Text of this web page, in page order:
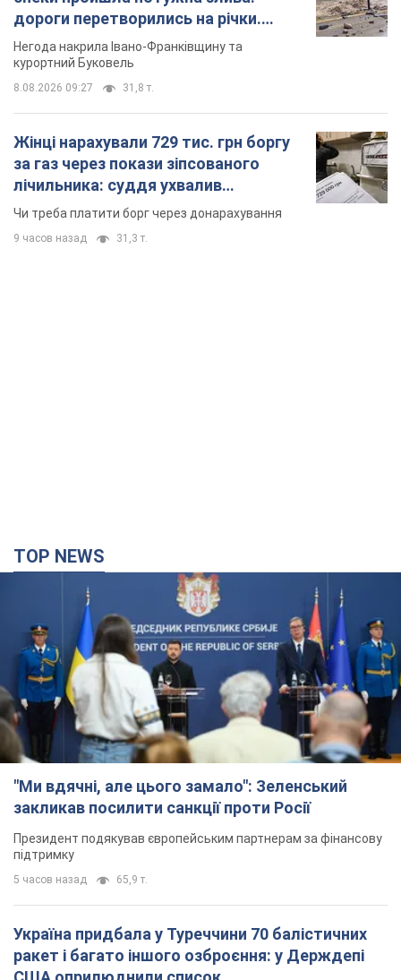
дороги перетворились на річки.
Відео
Негода накрила Івано-Франківщину та
курортний Буковель
8.08.2026 09:27 31,8 т.
Жінці нарахували 729 тис. грн боргу
за газ через покази зіпсованого
лічильника: суддя ухвалив
неочікуване рішення
Чи треба платити борг через донарахування
9 часов назад 31,3 т.
TOP NEWS
"Ми вдячні, але цього замало": Зеленський
закликав посилити санкції проти Росії
Президент подякував європейським партнерам за фінансову
підтримку
5 часов назад 65,9 т.
Україна придбала у Туреччини 70 балістичних
ракет і багато іншого озброєння: у Держдепі